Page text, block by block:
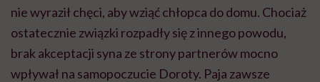
nie wyraził chęci, aby wziąć chłopca do domu. Chociaż
ostatecznie związki rozpadły się z innego powodu,
brak akceptacji syna ze strony partnerów mocno
wpływał na samopoczucie Doroty. Paja zawsze